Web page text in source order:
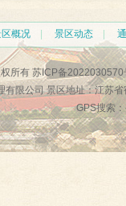
概况 景区动态
所有 苏ICP备2022030570
有限公司 景区地址：江苏
GPS搜索